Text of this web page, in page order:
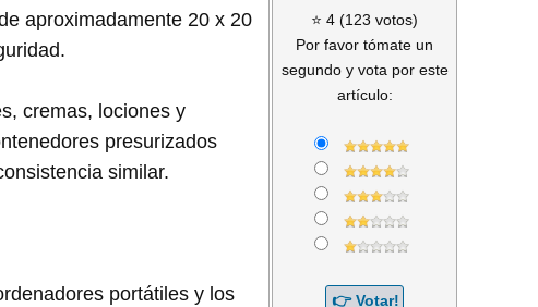
aproximadamente 20 x 20
cremas, lociones y
presurizados
similar.
portátiles y los
⭐ 4 (123 votos)
Por favor tómate un
segundo y vota por este
artículo: